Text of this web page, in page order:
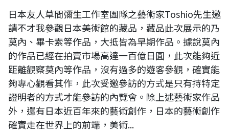
日本友人草間彌生工作室團隊之藝術家Toshio先生邀
請不才我參觀日本美術館的藏品，藏品此次展示的乃
莫內、畢卡索等作品，大抵皆為早期作品。據說莫內
的作品已經在拍賣市場高達一百億日圓，此次能夠近
距離觀察莫內等作品，沒有過多的遊客參觀，確實能
夠專心觀看其作，此次受邀參訪的方式是只有持特定
證明者的方式才能參訪的內覽會。除上述藝術家作品
外，還有日本近百年來的藝術創作，日本的藝術創作
確實走在世界上的前端，美術...